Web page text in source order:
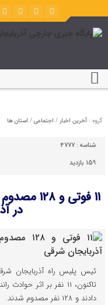
گروه : آخرین اخبار / اجتماعی / استان ها
شناسه : 4777
159 بازدید
۱۱ فوتی
در
ئیس پلیس راه آذربایجان
تاکنون، ۱۱ نفر بر
دادند و ۱۲۸ نفر مصدوم شدند.